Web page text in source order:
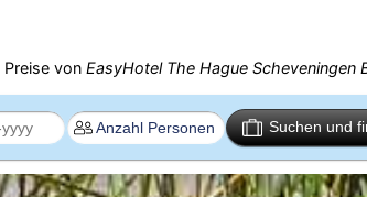
von EasyHotel The Hague Scheveningen
Suchen und